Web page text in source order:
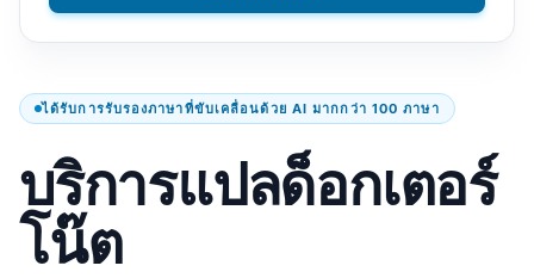
ได้รับการรับรองภาษาที่ขับเคลื่อนด้วย AI มากกว่า 100 ภาษา
บริการแปลด็อกเตอร์
โน๊ต